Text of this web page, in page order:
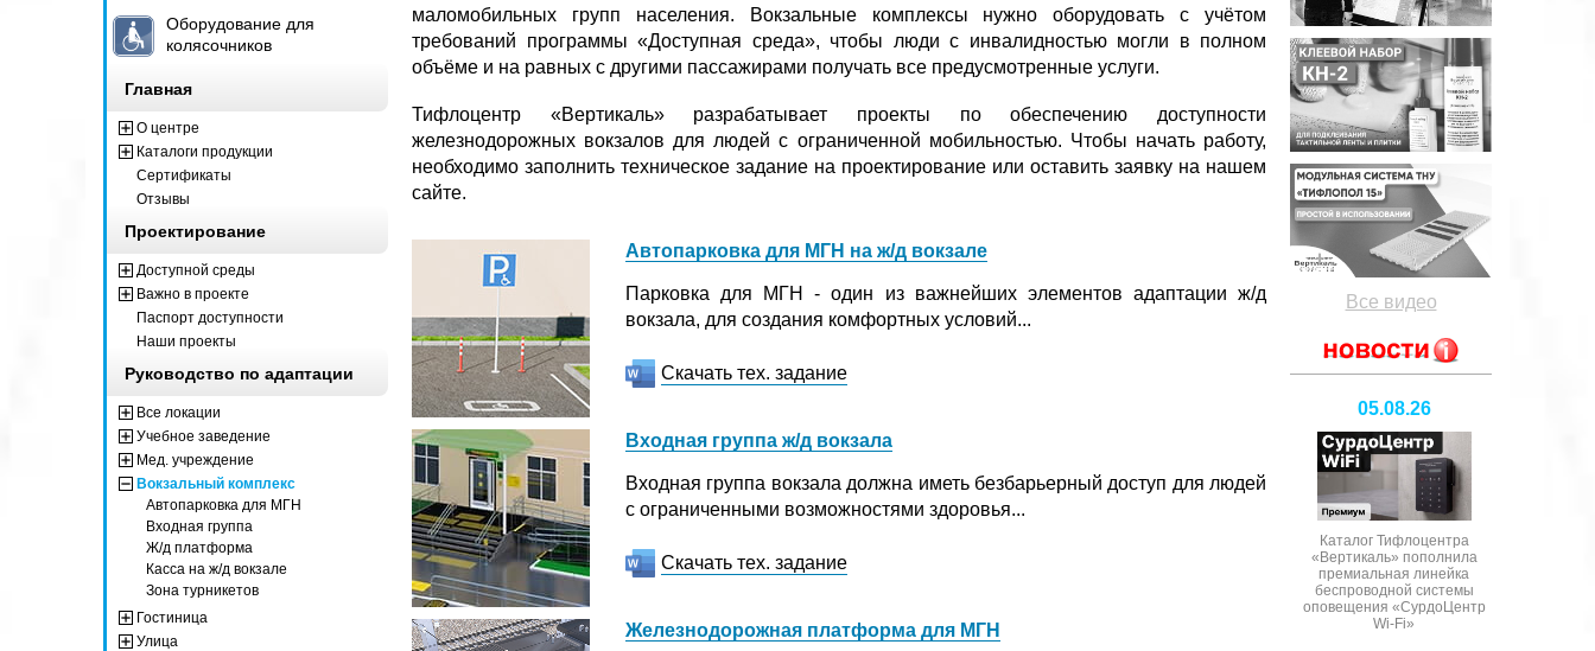
маломобильных групп населения. Вокзальные комплексы нужно оборудовать с учётом
требований программы «Доступная среда», чтобы люди с инвалидностью могли в полном
объёме и на равных с другими пассажирами получать все предусмотренные услуги.
Тифлоцентр «Вертикаль» разрабатывает проекты по обеспечению доступности
железнодорожных вокзалов для людей с ограниченной мобильностью. Чтобы начать работу,
необходимо заполнить техническое задание на проектирование или оставить заявку на нашем
сайте.
Автопарковка для МГН на ж/д вокзале
Парковка для МГН - один из важнейших элементов адаптации ж/д
вокзала, для создания комфортных условий...
Скачать тех. задание
Входная группа ж/д вокзала
Входная группа вокзала должна иметь безбарьерный доступ для людей
с ограниченными возможностями здоровья...
Скачать тех. задание
Железнодорожная платформа для МГН
Оборудование для
колясочников
Главная
О центре
Каталоги продукции
Сертификаты
Отзывы
Проектирование
Доступной среды
Важно в проекте
Паспорт доступности
Наши проекты
Руководство по адаптации
Все локации
Учебное заведение
Мед. учреждение
Вокзальный комплекс
Автопарковка для МГН
Входная группа
Ж/д платформа
Касса на ж/д вокзале
Зона турникетов
Гостиница
Улица
Все видео
05.08.26
Каталог Тифлоцентра
«Вертикаль» пополнила
премиальная линейка
беспроводной системы
оповещения «СурдоЦентр
Wi-Fi»